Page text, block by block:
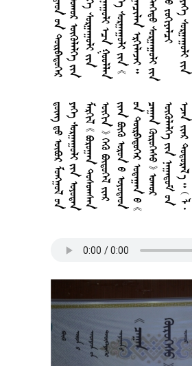


































































































































































































